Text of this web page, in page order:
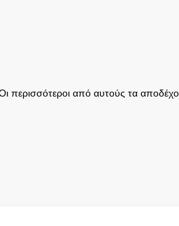
από αυτούς τα